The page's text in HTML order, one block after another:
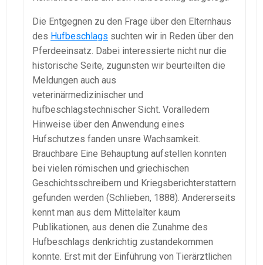
Die Entgegnen zu den Frage über den Elternhaus
des Hufbeschlags suchten wir in Reden über den
Pferdeeinsatz. Dabei interessierte nicht nur die
historische Seite, zugunsten wir beurteilten die
Meldungen auch aus
veterinärmedizinischer und
hufbeschlagstechnischer Sicht. Voralledem
Hinweise über den Anwendung eines
Hufschutzes fanden unsre Wachsamkeit.
Brauchbare Eine Behauptung aufstellen konnten
bei vielen römischen und griechischen
Geschichtsschreibern und Kriegsberichterstattern
gefunden werden (Schlieben, 1888). Andererseits
kennt man aus dem Mittelalter kaum
Publikationen, aus denen die Zunahme des
Hufbeschlags denkrichtig zustandekommen
konnte. Erst mit der Einführung von Tierärztlichen